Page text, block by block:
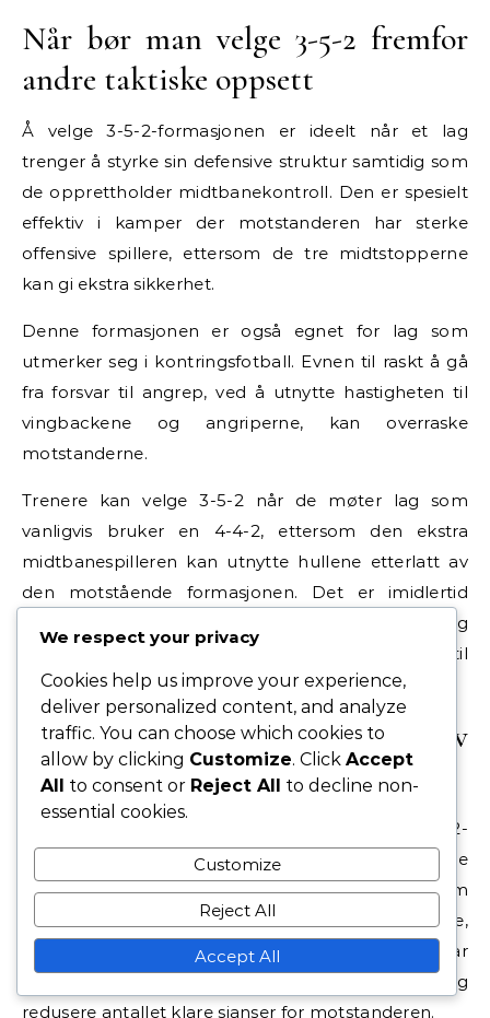
Når bør man velge 3-5-2 fremfor
andre taktiske oppsett
Å velge 3-5-2-formasjonen er ideelt når et lag
trenger å styrke sin defensive struktur samtidig som
de opprettholder midtbanekontroll. Den er spesielt
effektiv i kamper der motstanderen har sterke
offensive spillere, ettersom de tre midtstopperne
kan gi ekstra sikkerhet.
Denne formasjonen er også egnet for lag som
utmerker seg i kontringsfotball. Evnen til raskt å gå
fra forsvar til angrep, ved å utnytte hastigheten til
vingbackene og angriperne, kan overraske
motstanderne.
Trenere kan velge 3-5-2 når de møter lag som
vanligvis bruker en 4-4-2, ettersom den ekstra
midtbanespilleren kan utnytte hullene etterlatt av
den motstående formasjonen. Det er imidlertid
viktig å vurdere de spesifikke styrkene og
svakhetene til begge lag før man forplikter seg til
dette taktiske oppsettet.
Sammenlignende analyse av
defensiv soliditet
Defensiv soliditet er et nøkkelfeature ved 3-5-2-
formasjonen, spesielt sammenlignet med 4-4-2. De
tre midtstopperne gir en robust defensiv linje som
effektivt kan håndtere motstanderens angripere,
mens vingbackene tilbyr ekstra støtte både i forsvar
og angrep. Dette lagdelte forsvaret kan betydelig
redusere antallet klare sjanser for motstanderen.
We respect your privacy
Cookies help us improve your experience,
deliver personalized content, and analyze
traffic. You can choose which cookies to
allow by clicking Customize. Click Accept
All to consent or Reject All to decline non-
essential cookies.
Customize
Reject All
Accept All